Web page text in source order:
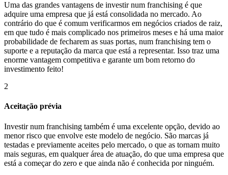
Uma das grandes vantagens de investir num franchising é que
adquire uma empresa que já está consolidada no mercado. Ao
contrário do que é comum verificarmos em negócios criados de raiz,
em que tudo é mais complicado nos primeiros meses e há uma maior
probabilidade de fecharem as suas portas, num franchising tem o
suporte e a reputação da marca que está a representar. Isso traz uma
enorme vantagem competitiva e garante um bom retorno do
investimento feito!
2
Aceitação prévia
Investir num franchising também é uma excelente opção, devido ao
menor risco que envolve este modelo de negócio. São marcas já
testadas e previamente aceites pelo mercado, o que as tornam muito
mais seguras, em qualquer área de atuação, do que uma empresa que
está a começar do zero e que ainda não é conhecida por ninguém.